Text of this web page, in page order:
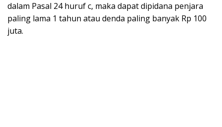
dalam Pasal 24 huruf c, maka dapat dipidana penjara
paling lama 1 tahun atau denda paling banyak Rp 100
juta.